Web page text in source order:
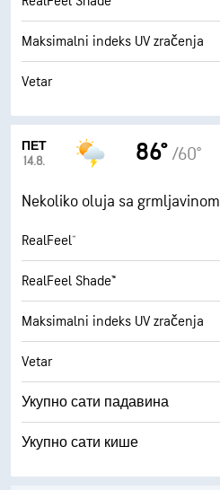
Maksimalni indeks UV zračenja
Vetar
ПЕТ
14.8.
86° /60°
Nekoliko oluja sa grmljavinom
RealFeel®
RealFeel Shade™
Maksimalni indeks UV zračenja
Vetar
Укупно сати падавина
Укупно сати кише